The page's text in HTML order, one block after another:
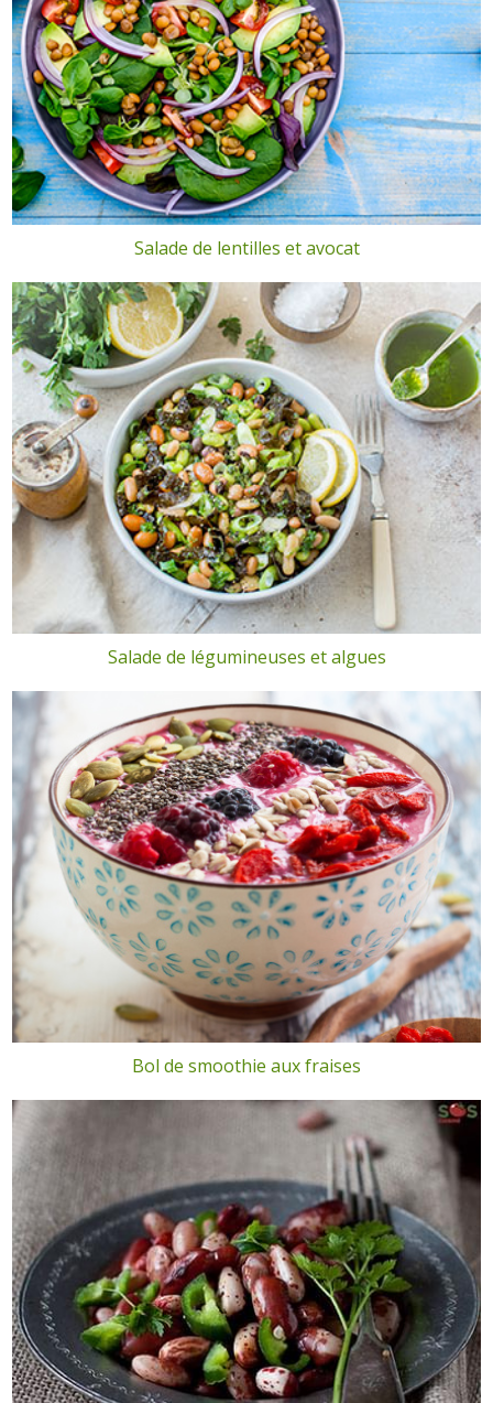
Salade de lentilles et avocat
Salade de légumineuses et algues
Bol de smoothie aux fraises